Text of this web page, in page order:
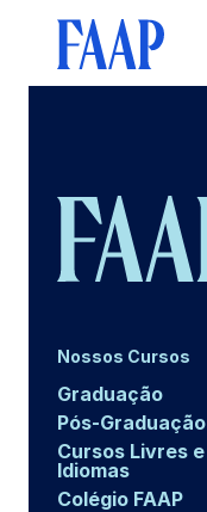
Nossos Cursos
Graduação
Pós-Graduação
Cursos Livres e
Idiomas
Colégio FAAP